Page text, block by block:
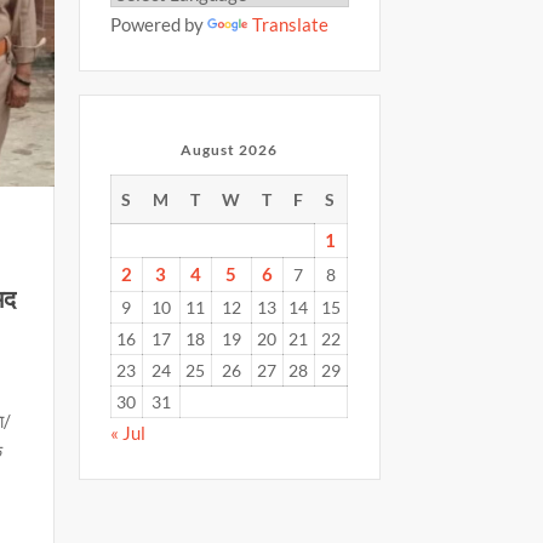
Powered by Translate
August 2026
S M T W T F S
1
2
3 4 5 6 7
8
9
10 11 12 13 14
15
16
17 18 19 20 21
22
23
24 25 26 27 28
29
30
31
« Jul